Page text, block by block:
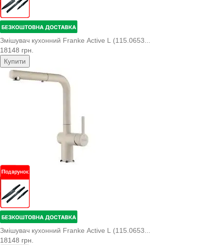
Змішувач кухонний Franke Active L (115.0653...
18148 грн.
Купити
Змішувач кухонний Franke Active L (115.0653...
18148 грн.